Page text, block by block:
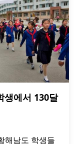
생에서 130달
해남도 학생들